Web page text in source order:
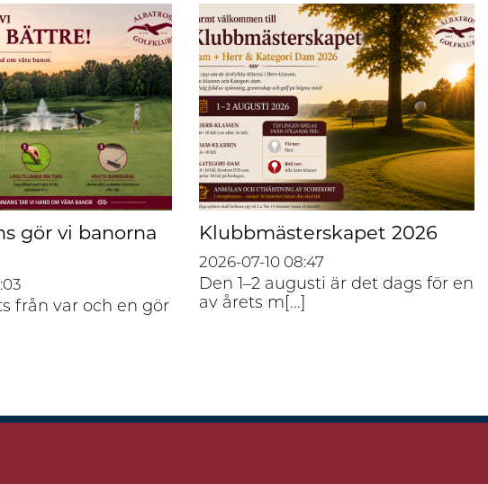
gör vi banorna
från var och en gör
Klubbmästerskapet 2026
2026-07-10 08:47
Den 1–2 augusti är det dags för en
av årets m[...]